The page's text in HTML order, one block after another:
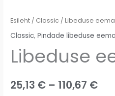
Esileht / Classic / Libeduse
Classic,Pindade libeduse
Libeduse
25,13 € – 110,67 €